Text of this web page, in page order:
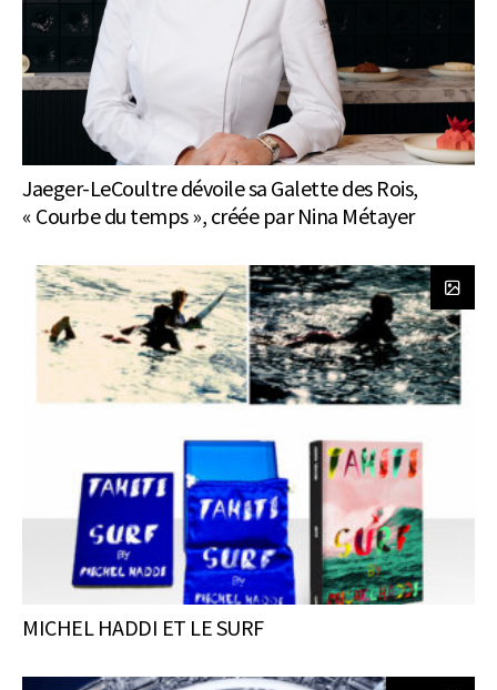
Jaeger-LeCoultre dévoile sa Galette des Rois,
« Courbe du temps », créée par Nina Métayer
MICHEL HADDI ET LE SURF